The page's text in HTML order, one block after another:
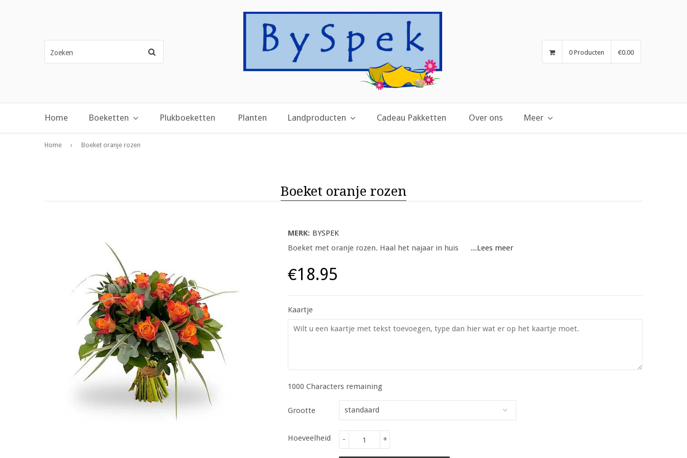
0 Producten €0.00
Home Boeketten Plukboeketten Planten Landproducten Cadeau Pakketten Over ons Meer
Home › Boeket oranje rozen
Boeket oranje rozen
MERK: BYSPEK
Boeket met oranje rozen. Haal het najaar in huis ...Lees meer
€18.95
Kaartje
1000 Characters remaining
Grootte
Hoeveelheid +
-